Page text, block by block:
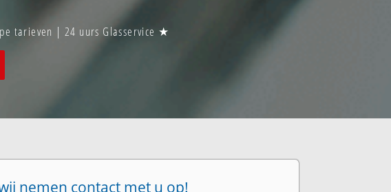
tarieven | 24 uurs Glasservice ★
nemen contact met u op!